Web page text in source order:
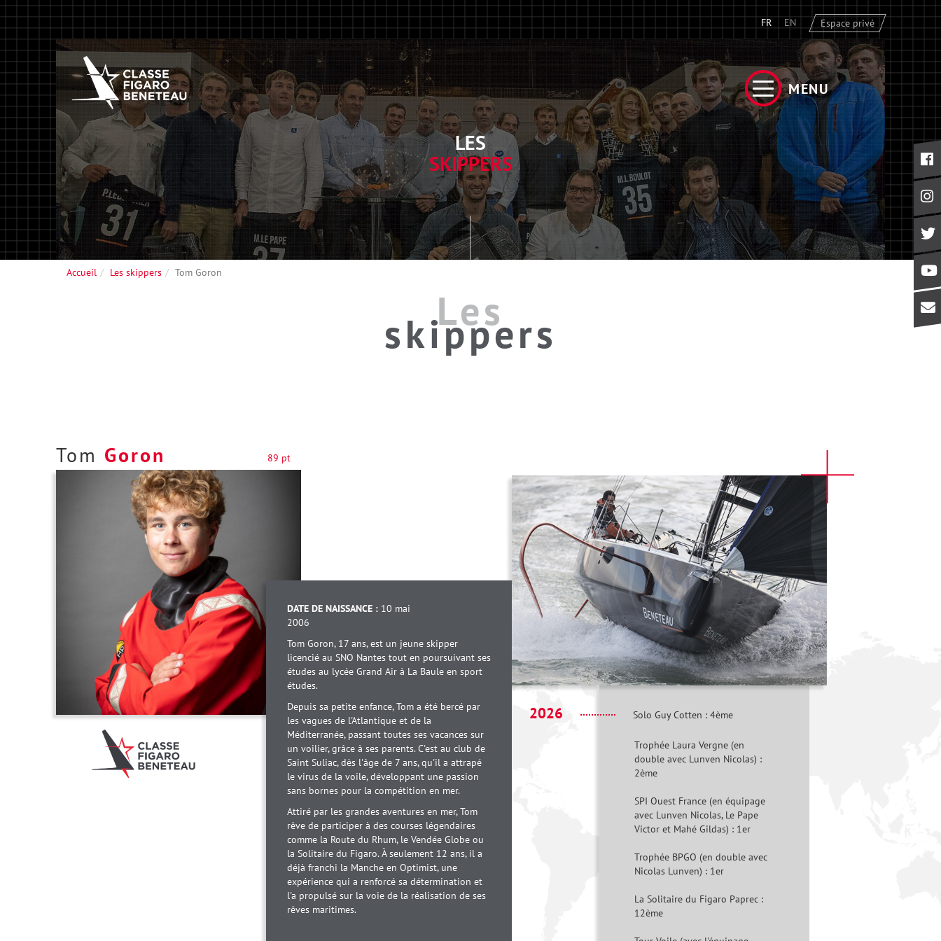
FR EN Espace privé
MENU
LES
SKIPPERS
Accueil Les skippers Tom Goron
Les
skippers
Tom Goron 89 pt
DATE DE NAISSANCE : 10 mai
2006
Tom Goron, 17 ans, est un jeune skipper
licencié au SNO Nantes tout en poursuivant ses
études au lycée Grand Air à La Baule en sport
études.
Depuis sa petite enfance, Tom a été bercé par
les vagues de l'Atlantique et de la
Méditerranée, passant toutes ses vacances sur
un voilier, grâce à ses parents. C'est au club de
Saint Suliac, dès l'âge de 7 ans, qu'il a attrapé
le virus de la voile, développant une passion
sans bornes pour la compétition en mer.
Attiré par les grandes aventures en mer, Tom
rêve de participer à des courses légendaires
comme la Route du Rhum, le Vendée Globe ou
la Solitaire du Figaro. À seulement 12 ans, il a
déjà franchi la Manche en Optimist, une
expérience qui a renforcé sa détermination et
l'a propulsé sur la voie de la réalisation de ses
rêves maritimes.
2026 Solo Guy Cotten : 4ème
Trophée Laura Vergne (en
double avec Lunven Nicolas) :
2ème
SPI Ouest France (en équipage
avec Lunven Nicolas, Le Pape
Victor et Mahé Gildas) : 1er
Trophée BPGO (en double avec
Nicolas Lunven) : 1er
La Solitaire du Figaro Paprec :
12ème